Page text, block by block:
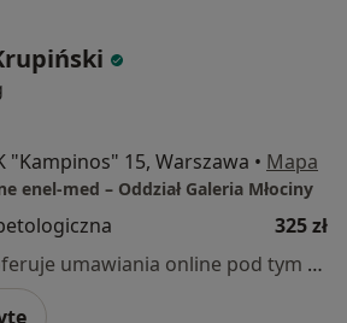
"Kampinos" 15, Warszawa • Mapa
enel-med – Oddział Galeria Młociny
325 zł
Specjalista nie oferuje umawiania online pod tym adresem.